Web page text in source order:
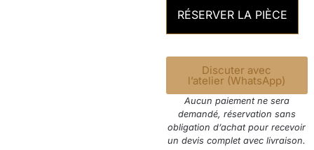
RÉSERVER LA PIÈCE
Discuter avec
l’atelier (WhatsApp)
Aucun paiement ne sera
demandé, réservation sans
obligation d’achat pour recevoir
un devis complet avec livraison.